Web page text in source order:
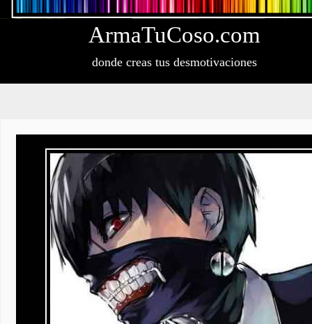
ArmaTuCoso.com
donde creas tus desmotivaciones